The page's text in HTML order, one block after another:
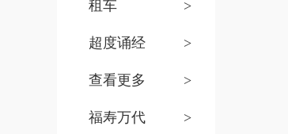
租车 >
超度诵经 >
查看更多 >
福寿万代 >